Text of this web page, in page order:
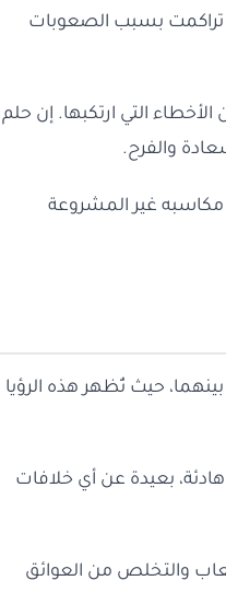
تراكمت بسبب الصعوبات
التي ارتكبها. إن حلم
والفرح.
مكاسبه غير المشروعة
حيث تُظهر هذه الرؤيا
بعيدة عن أي خلافات
والتخلص من العوائق